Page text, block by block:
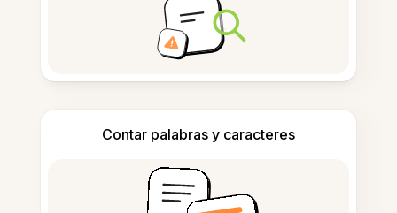
Contar palabras y caracteres